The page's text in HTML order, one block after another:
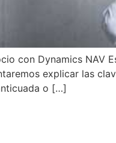
con Dynamics NAV
explicar las
o […]